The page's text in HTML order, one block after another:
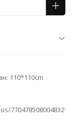
110*110cm
770478508004832